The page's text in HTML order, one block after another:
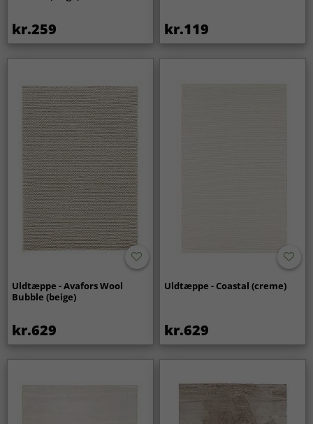
kr.259 kr.119
Uldtæppe - Avafors Wool
Bubble (beige)
kr.629
Uldtæppe - Coastal (creme)
kr.629